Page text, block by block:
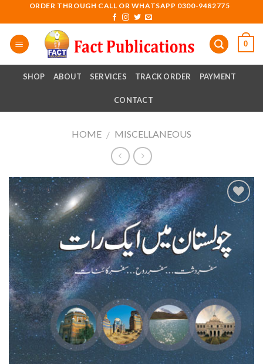
to
content
ORDER THROUGH CALL OR WHATSAPP 0300-9482775
0
SHOP ABOUT SERVICES TRACK ORDER PAYMENT
CONTACT
HOME / MISCELLANEOUS
Add to
wishlist